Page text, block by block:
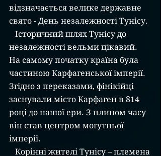
відзначається велике державне
свято - День незалежності Тунісу.
незалежності вельми цікавий.
На самому початку країна була
частиною Карфагенської імперії.
Згідно з переказами, фінікійці
заснували місто Карфаген в 814
році до нашої ери. З плином часу
він став центром могутньої
імперії.